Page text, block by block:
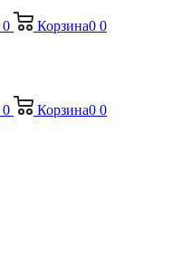
0 Корзина0 0
0 Корзина0 0